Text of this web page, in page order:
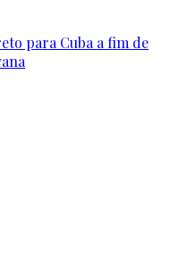
para Cuba a fim de